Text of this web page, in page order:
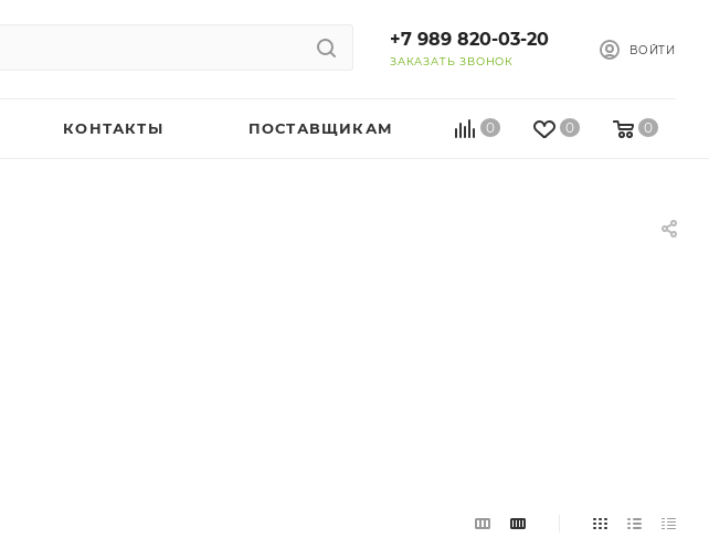
+7 989 820-03-20
ЗАКАЗАТЬ ЗВОНОК
ВОЙТИ
0 0 0
КОНТАКТЫ ПОСТАВЩИКАМ